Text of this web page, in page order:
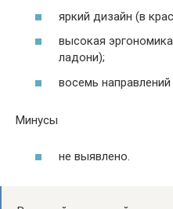
яркий дизайн (в
высокая
ладони);
восемь
Минусы
не выявлено.